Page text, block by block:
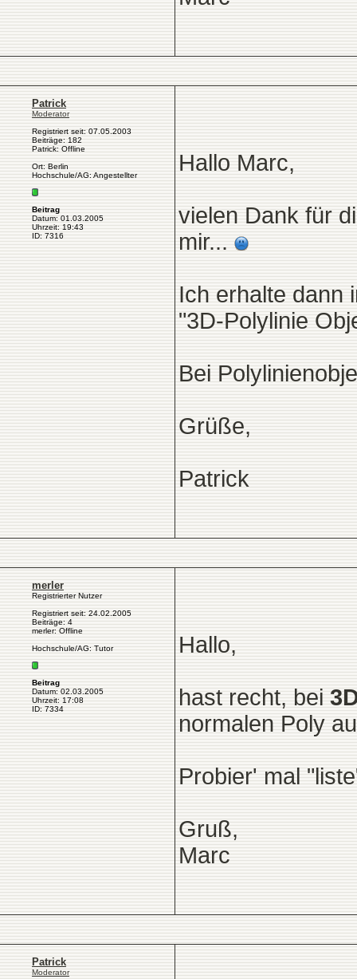
Patrick
Moderator
Registriert seit: 07.05.2003
Beiträge: 182
Patrick: Offline
Ort: Berlin
Hochschule/AG: Angestellter
Beitrag
Datum: 01.03.2005
Uhrzeit: 19:43
ID: 7316
Hallo Marc,
vielen Dank für
mir...
Ich erhalte dann
"3D-Polylinie
Bei
Grüße,
Patrick
merler
Registrierter Nutzer
Registriert seit: 24.02.2005
Beiträge: 4
merler: Offline
Hochschule/AG: Tutor
Beitrag
Datum: 02.03.2005
Uhrzeit: 17:08
ID: 7334
Hallo,
hast recht, bei
normalen Poly
Probier' mal
Gruß,
Marc
Patrick
Moderator